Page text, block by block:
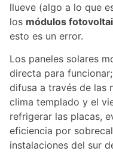
llueve (algo a lo que
los módulos
esto es un error.
Los paneles solares
directa para
difusa a través de las
clima templado y el
refrigerar las placas,
eficiencia por
instalaciones del sur